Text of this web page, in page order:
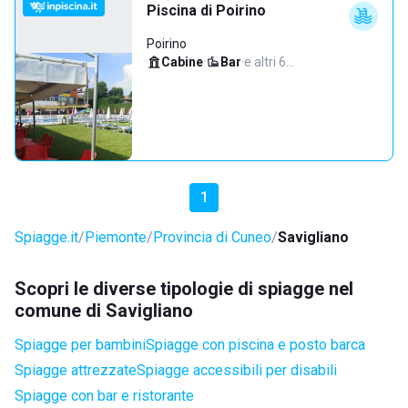
Piscina di Poirino
Poirino
Cabine· Bar·e altri 6…
1
Spiagge.it Piemonte Provincia di Cuneo Savigliano
Scopri le diverse tipologie di spiagge nel
comune di Savigliano
Spiagge per bambiniSpiagge con piscina e posto barca
Spiagge attrezzateSpiagge accessibili per disabili
Spiagge con bar e ristorante